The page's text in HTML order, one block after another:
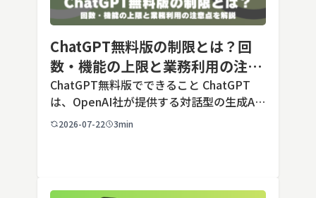
ChatGPT無料版の制限とは？回
数・機能の上限と業務利用の注意
点を解説【2026年最新】
ChatGPT無料版でできること ChatGPT
は、OpenAI社が提供する対話型の生成AI
サービスです。アカウントを登録すれば無
2026-07-22 3min